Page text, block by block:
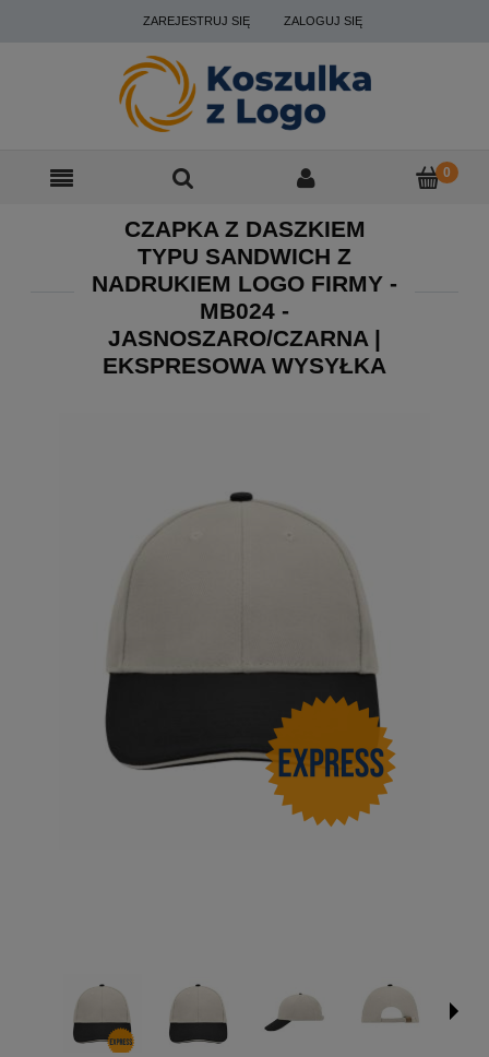
ZAREJESTRUJ SIĘ ZALOGUJ SIĘ
CZAPKA Z DASZKIEM
TYPU SANDWICH Z
NADRUKIEM LOGO FIRMY -
MB024 -
JASNOSZARO/CZARNA |
EKSPRESOWA WYSYŁKA